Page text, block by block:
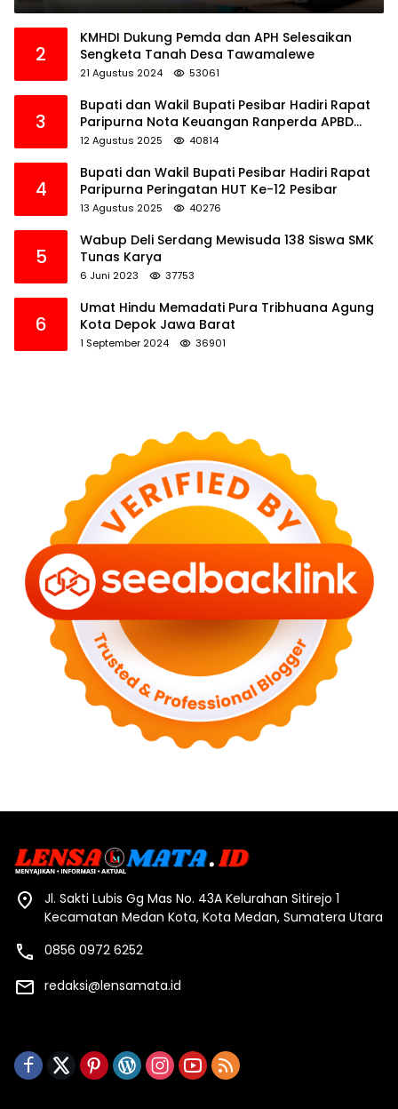
2
KMHDI Dukung Pemda dan APH Selesaikan
Sengketa Tanah Desa Tawamalewe
21 Agustus 2024 53061
3
Bupati dan Wakil Bupati Pesibar Hadiri Rapat
Paripurna Nota Keuangan Ranperda APBD
Perubahan TA 2025
12 Agustus 2025 40814
4
Bupati dan Wakil Bupati Pesibar Hadiri Rapat
Paripurna Peringatan HUT Ke-12 Pesibar
13 Agustus 2025 40276
5
Wabup Deli Serdang Mewisuda 138 Siswa SMK
Tunas Karya
6 Juni 2023 37753
6
Umat Hindu Memadati Pura Tribhuana Agung
Kota Depok Jawa Barat
1 September 2024 36901
Jl. Sakti Lubis Gg Mas No. 43A Kelurahan Sitirejo 1
Kecamatan Medan Kota, Kota Medan, Sumatera Utara
0856 0972 6252
redaksi@lensamata.id